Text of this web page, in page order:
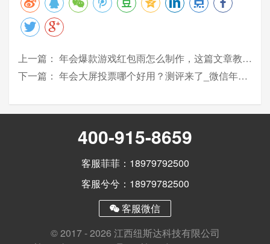
上一篇： 年会爆款游戏红包雨怎么制作，这篇文章教会你，快快收藏！
下一篇： 年会大屏投票哪个好用？测评来了_微信年会投票软件
400-915-8659
客服菲菲：18979792500
客服兮兮：18979782500
客服微信
© 2017 - 2026 江西纽斯达科技有限公司